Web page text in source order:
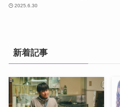
2025.6.30
新着記事